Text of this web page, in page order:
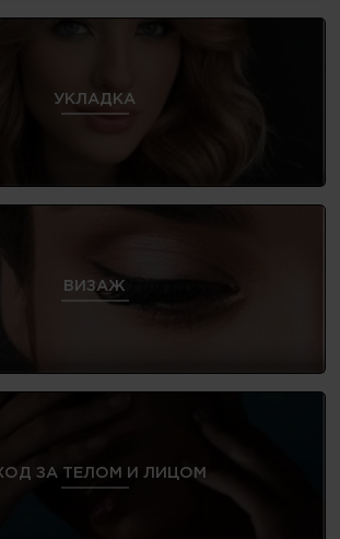
УКЛАДКА
ВИЗАЖ
ЗА ТЕЛОМ И ЛИЦОМ